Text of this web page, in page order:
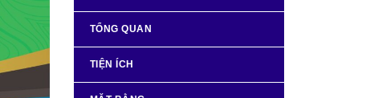
TỔNG QUAN
TIỆN ÍCH